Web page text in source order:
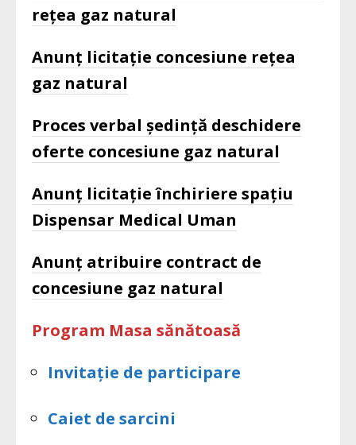
rețea gaz natural
Anunț licitație concesiune rețea
gaz natural
Proces verbal ședință deschidere
oferte concesiune gaz natural
Anunț licitație închiriere spațiu
Dispensar Medical Uman
Anunț atribuire contract de
concesiune gaz natural
Program Masa sănătoasă
Invitație de participare
Caiet de sarcini